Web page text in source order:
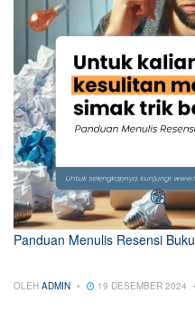
Panduan Menulis Resensi Buku
OLEH ADMIN 19 DESEMBER 2024